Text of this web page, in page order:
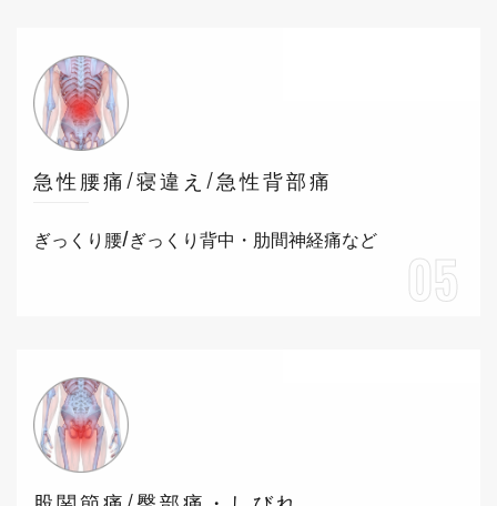
急性腰痛/寝違え/急性背部痛
ぎっくり腰/ぎっくり背中・肋間神経痛など
05